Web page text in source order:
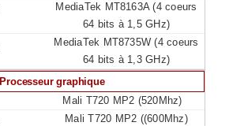
MediaTek MT8163A (4 coeurs
64 bits à 1,5 GHz)
MediaTek MT8735W (4 coeurs
64 bits à 1,3 GHz)
Processeur graphique
Mali T720 MP2 (520Mhz)
Mali T720 MP2 ((600Mhz)